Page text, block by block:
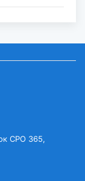
CPO 365,